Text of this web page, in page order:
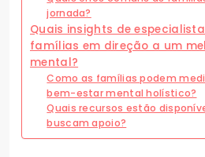
jornada?
Quais insights de
famílias em direção a um
mental?
Como as famílias podem
bem-estar mental holístico?
Quais recursos estão
buscam apoio?